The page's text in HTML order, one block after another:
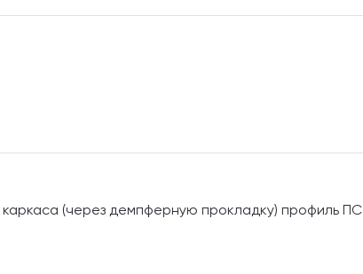
(через демпферную прокладку) профиль ПС